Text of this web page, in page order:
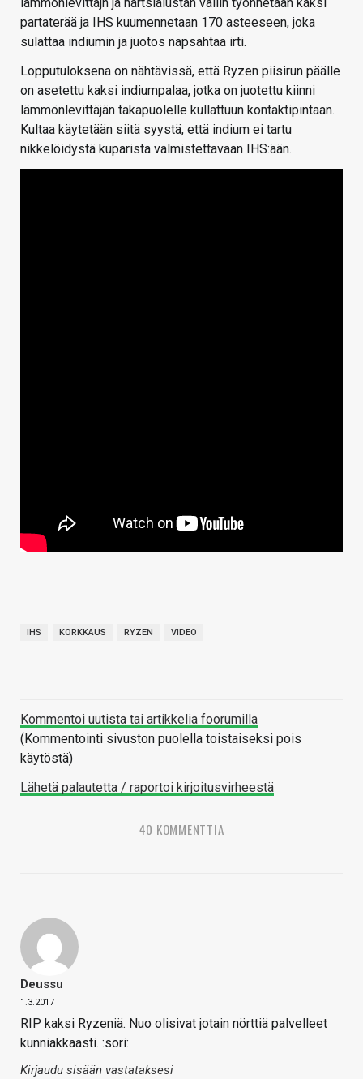
partaterää ja IHS kuumennetaan 170 asteeseen, joka
sulattaa indiumin ja juotos napsahtaa irti.
Lopputuloksena on nähtävissä, että Ryzen piisirun päälle
on asetettu kaksi indiumpalaa, jotka on juotettu kiinni
lämmönlevittäjän takapuolelle kullattuun kontaktipintaan.
Kultaa käytetään siitä syystä, että indium ei tartu
nikkelöidystä kuparista valmistettavaan IHS:ään.
IHS KORKKAUS RYZEN VIDEO
Kommentoi uutista tai artikkelia foorumilla
(Kommentointi sivuston puolella toistaiseksi pois
käytöstä)
Lähetä palautetta / raportoi kirjoitusvirheestä
40 KOMMENTTIA
Deussu
1.3.2017
RIP kaksi Ryzeniä. Nuo olisivat jotain nörttiä palvelleet
kunniakkaasti. :sori:
Kirjaudu sisään vastataksesi